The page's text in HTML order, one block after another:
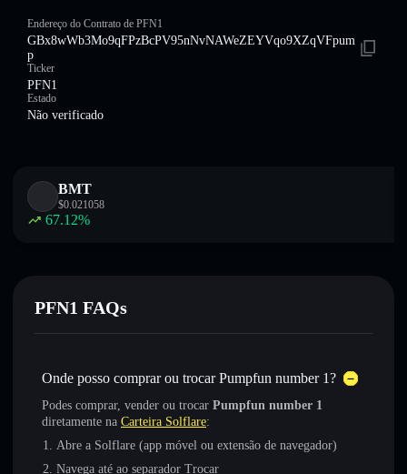
Endereço do Contrato de PFN1
GBx8wWb3Mo9qFPzBcPV95nNvNAWeZEYVqo9XZqVFpum
p
Ticker
PFN1
Estado
Não verificado
BMT
$0.021058
67.12%
PFN1 FAQs
Onde posso comprar ou trocar Pumpfun number 1?
Podes comprar, vender ou trocar Pumpfun number 1
diretamente na Carteira Solflare:
Abre a Solflare (app móvel ou extensão de navegador)
Navega até ao separador Trocar